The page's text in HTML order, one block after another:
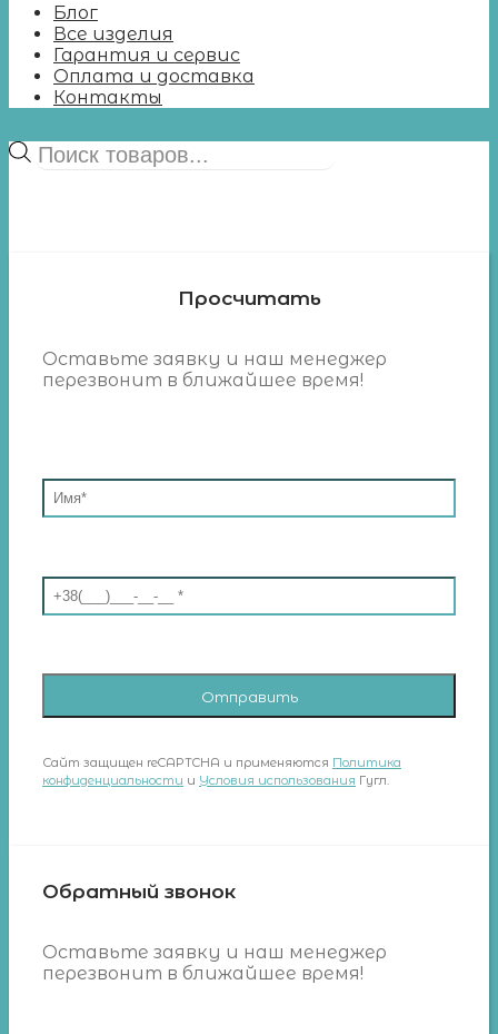
Блог
Все изделия
Гарантия и сервис
Оплата и доставка
Контакты
Поиск
товаров
Просчитать
Оставьте заявку и наш менеджер
перезвонит в ближайшее время!
Сайт защищен reCAPTCHA и применяются Политика
конфиденциальности и Условия использования Гугл.
Обратный звонок
Оставьте заявку и наш менеджер
перезвонит в ближайшее время!